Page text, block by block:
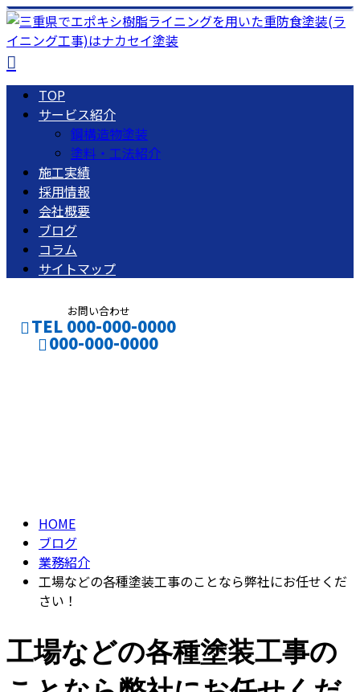
TOP
サービス紹介
鋼構造物塗装
塗料・工法紹介
施工実績
採用情報
会社概要
ブログ
コラム
サイトマップ
お問い合わせ
TEL 000-000-0000
000-000-0000
HOME
ブログ
業務紹介
工場などの各種塗装工事のことなら弊社にお任せくだ
さい！
工場などの各種塗装工事の